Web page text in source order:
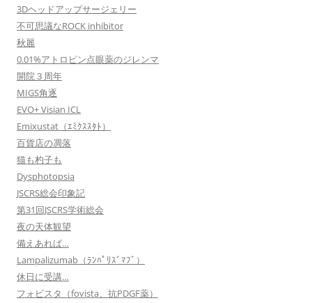
3Dヘッドアップサージェリー
不可思議なROCK inhibitor
秋麗
0.01%アトロピン点眼薬のジレンマ
開院３周年
MIGS角逐
EVO+ Visian ICL
Emixustat（ｴﾐｸｽｽﾀﾄ）
百貨店の凋落
猫も杓子も
Dysphotopsia
JSCRS総会印象記
第31回JSCRS学術総会
夜の天体観望
備えあれば…
Lampalizumab（ﾗﾝﾊﾟﾘｽﾞﾏﾌﾞ）
休日に受講…
フォビスタ（fovista、抗PDGF薬）